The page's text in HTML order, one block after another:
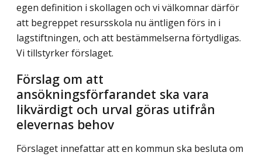
egen definition i skollagen och vi välkomnar därför
att begreppet resursskola nu äntligen förs in i
lagstiftningen, och att bestämmelserna förtydligas.
Vi tillstyrker förslaget.
Förslag om att
ansökningsförfarandet ska vara
likvärdigt och urval göras utifrån
elevernas behov
Förslaget innefattar att en kommun ska besluta om